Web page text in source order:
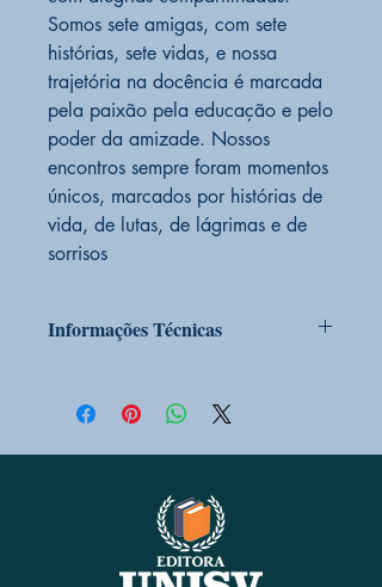
Somos sete amigas, com sete
histórias, sete vidas, e nossa
trajetória na docência é marcada
pela paixão pela educação e pelo
poder da amizade. Nossos
encontros sempre foram momentos
únicos, marcados por histórias de
vida, de lutas, de lágrimas e de
sorrisos
Informações Técnicas
CONDIÇÃO DO PRODUTO:
EDITORA
VIBEBOOKS
CÓD BARRAS9786598211721
16 cm
260g
ACABAMENTOEspecial Brochura
I.S.B.N.978-65-982117-2-1